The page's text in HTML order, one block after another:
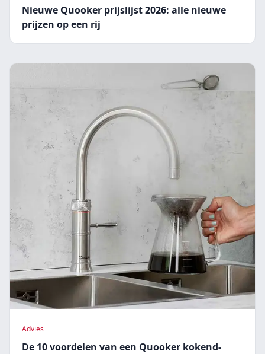
Nieuwe Quooker prijslijst 2026: alle nieuwe
prijzen op een rij
Advies
De 10 voordelen van een Quooker kokend-